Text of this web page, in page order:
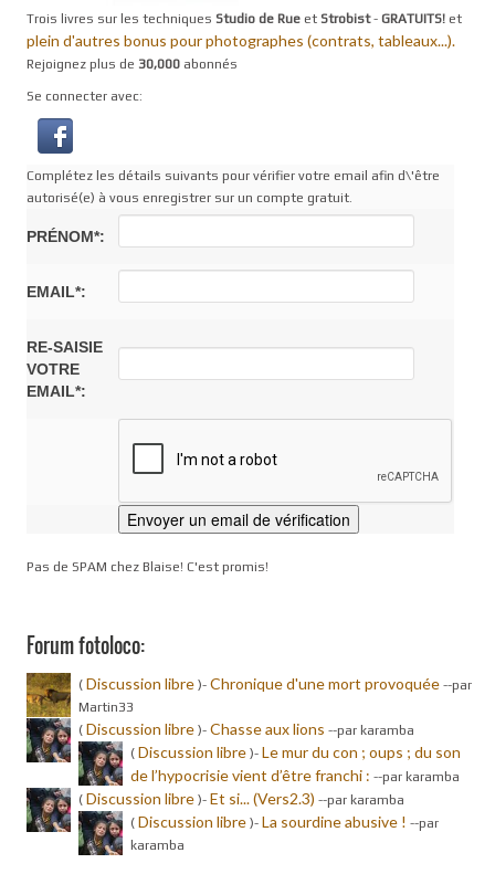
Trois livres sur les techniques Studio de Rue et Strobist- GRATUITS! et
plein d'autres bonus pour photographes (contrats, tableaux...).
Rejoignez plus de 30,000 abonnés
Se connecter avec:
Complétez les détails suivants pour vérifier votre email afin d\'être
autorisé(e) à vous enregistrer sur un compte gratuit.
PRÉNOM*:
EMAIL*:
RE-SAISIE
VOTRE
EMAIL*:
Pas de SPAM chez Blaise! C'est promis!
Forum fotoloco:
( Discussion libre )- Chronique d'une mort provoquée --par
Martin33
( Discussion libre )- Chasse aux lions --par karamba
( Discussion libre )- Le mur du con ; oups ; du son
de l’hypocrisie vient d’être franchi : --par karamba
( Discussion libre )- Et si... (Vers2.3) --par karamba
( Discussion libre )- La sourdine abusive ! --par
karamba